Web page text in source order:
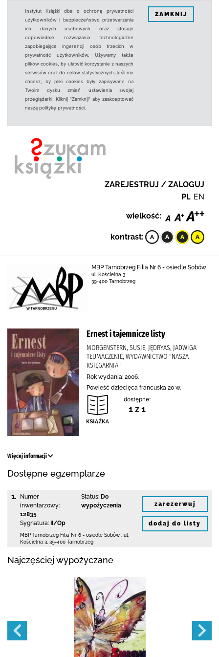
Instytut Książki dba o ochronę prywatności
użytkowników i bezpieczeństwo przetwarzania
ich danych osobowych oraz stosuje
odpowiednie rozwiązania technologiczne
zapobiegające ingerencji osób trzecich w
prywatność użytkowników. Używamy także
plików cookies, by ułatwić korzystanie z naszych
serwisów oraz do celów statystycznych.Jeśli nie
chcesz, by pliki cookies były zapisywane na
Twoim dysku zmień ustawienia swojej
przeglądarki. Kliknij "Zamknij" aby zaakceptować
naszą politykę prywatności.
ZAMKNIJ
ZAREJESTRUJ / ZALOGUJ
PL EN
wielkość:
kontrast:
MBP Tarnobrzeg Filia Nr 6 - osiedle Sobów
ul. Kościelna 3
39-400 Tarnobrzeg
Ernest i tajemnicze listy
MORGENSTERN, SUSIE, JĘDRYAS, JADWIGA
TŁUMACZENIE, WYDAWNICTWO "NASZA
KSIĘGARNIA"
Rok wydania: 2006.
Powieść dziecięca francuska 20 w.
dostępne:
1 z 1
Więcej informacji
Dostępne egzemplarze
1.
Numer
inwentarzowy:
12835
Sygnatura:
II/Op
Status: Do
wypożyczenia
MBP Tarnobrzeg Filia Nr 6 - osiedle Sobów
ul.
Kościelna 3 39-400 Tarnobrzeg
zarezerwuj
dodaj do listy
Najczęściej wypożyczane